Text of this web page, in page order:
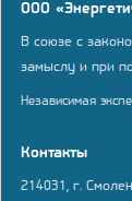
ООО
В союзе с
замыслу и при
Независимая
Контакты
214031, г.